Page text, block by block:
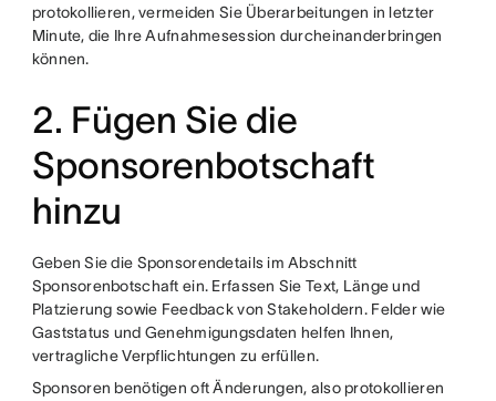
protokollieren, vermeiden Sie Überarbeitungen in letzter
Minute, die Ihre Aufnahmesession durcheinanderbringen
können.
2. Fügen Sie die
Sponsorenbotschaft
hinzu
Geben Sie die Sponsorendetails im Abschnitt
Sponsorenbotschaft ein. Erfassen Sie Text, Länge und
Platzierung sowie Feedback von Stakeholdern. Felder wie
Gaststatus und Genehmigungsdaten helfen Ihnen,
vertragliche Verpflichtungen zu erfüllen.
Sponsoren benötigen oft Änderungen, also protokollieren